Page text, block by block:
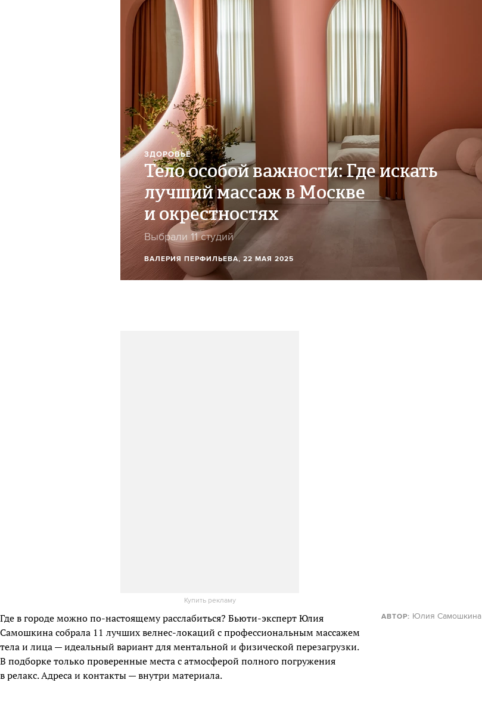
ЗДОРОВЬЕ
Тело особой важности: Где искать
лучший массаж в Москве
и окрестностях
Выбрали 11 студий
ВАЛЕРИЯ ПЕРФИЛЬЕВА, 22 МАЯ 2025
Купить рекламу
Где в городе можно по-настоящему расслабиться? Бьюти-эксперт Юлия
Самошкина собрала 11 лучших велнес-локаций с профессиональным массажем
тела и лица — идеальный вариант для ментальной и физической перезагрузки.
В подборке только проверенные места с атмосферой полного погружения
в релакс. Адреса и контакты — внутри материала.
АВТОР: Юлия Самошкина